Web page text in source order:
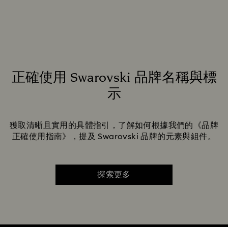
正確使用 Swarovski 品牌名稱與標
示
獲取清晰且實用的具體指引，了解如何根據我們的《品牌
正確使用指南》，提及 Swarovski 品牌的元素與組件。
探索更多